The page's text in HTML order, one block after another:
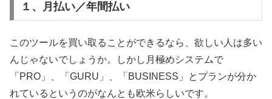
１、月払い／年間払い
このツールを買い取ることができるなら、欲しい人は多い
んじゃないでしょうか。しかし月極めシステムで
「PRO」、「GURU」、「BUSINESS」とプランが分か
れているというのがなんとも欧米らしいです。